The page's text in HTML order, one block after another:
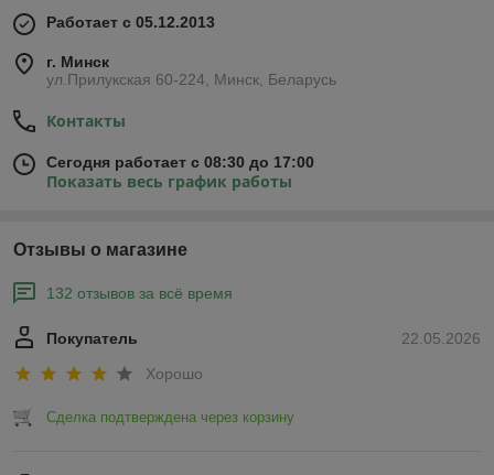
Работает с 05.12.2013
г. Минск
ул.Прилукская 60-224, Минск, Беларусь
Контакты
Сегодня работает с 08:30 до 17:00
Показать весь график работы
Отзывы о магазине
132 отзывов за всё время
22.05.2026
Покупатель
Хорошо
Сделка подтверждена через корзину